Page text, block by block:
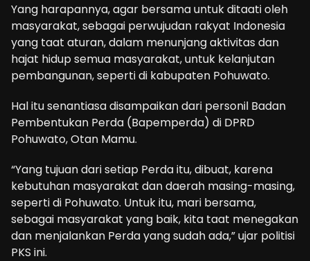
Yang harapannya, agar bersama untuk ditaati oleh
masyarakat, sebagai perwujudan rakyat Indonesia
yang taat aturan, dalam menunjang aktivitas dan
hajat hidup semua masyarakat, untuk kelanjutan
pembangunan, seperti di kabupaten Pohuwato.
Hal itu senantiasa disampaikan dari personil Badan
Pembentukan Perda (Bapemperda) di DPRD
Pohuwato, Otan Mamu.
“Yang tujuan dari setiap Perda itu, dibuat, karena
kebutuhan masyarakat dan daerah masing-masing,
seperti di Pohuwato. Untuk itu, mari bersama,
sebagai masyarakat yang baik, kita taat menegakan
dan menjalankan Perda yang sudah ada,” ujar politisi
PKS ini.